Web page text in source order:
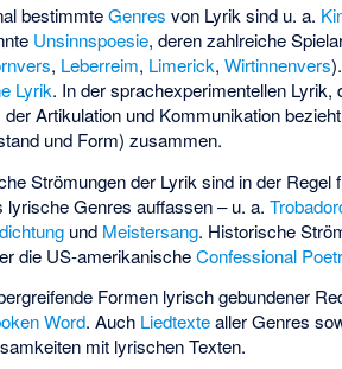
bestimmteGenres von Lyrik sind u. a.
Unsinnspoesie, deren zahlreiche
, Leberreim, Limerick,Wirtinnenvers
Lyrik. In dersprachexperimentellen Lyrik,
der Artikulation und Kommunikation
und Form) zusammen.
Strömungen der Lyrik sind in der
lyrische Genres auffassen – u. a.
und Meistersang. Historische
die US-amerikanischeConfessional
Formen lyrisch gebundener
Word. Auch Liedtextealler Genres
mit lyrischen Texten.